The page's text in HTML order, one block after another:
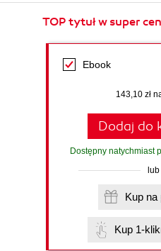
TOP tytuł w super
Ebook
143,10 zł
Dodaj do
Dostępny natychmiast
lub
Kup 1-